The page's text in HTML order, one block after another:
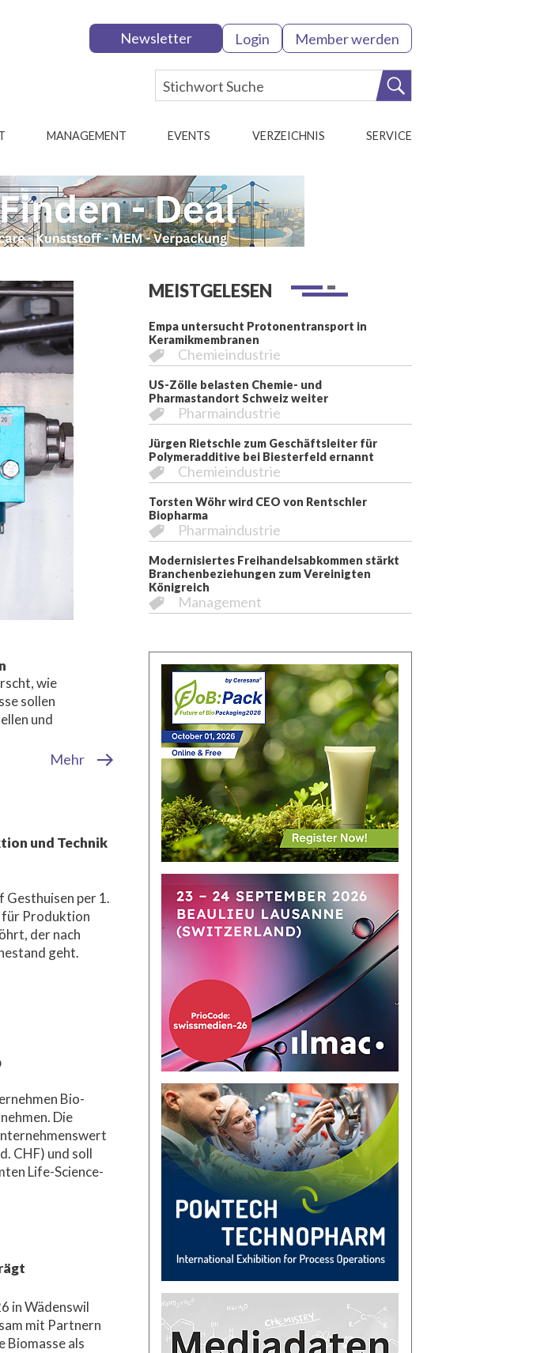
Newsletter Login Member werden
MANAGEMENT EVENTS VERZEICHNIS SERVICE
wie
sollen
und
Mehr
und Technik
Gesthuisen per 1.
für Produktion
der nach
geht.
Bio-
Die
CHF) und soll
Life-Science-
in Wädenswil
mit Partnern
Biomasse als
MEISTGELESEN
Empa untersucht Protonentransport in
Keramikmembranen
Chemieindustrie
US-Zölle belasten Chemie- und
Pharmastandort Schweiz weiter
Pharmaindustrie
Jürgen Rietschle zum Geschäftsleiter für
Polymeradditive bei Biesterfeld ernannt
Chemieindustrie
Torsten Wöhr wird CEO von Rentschler
Biopharma
Pharmaindustrie
Modernisiertes Freihandelsabkommen stärkt
Branchenbeziehungen zum Vereinigten
Königreich
Management